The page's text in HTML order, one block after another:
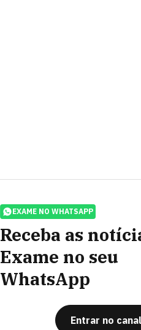
EXAME NO WHATSAPP
Receba as
Exame no seu
WhatsApp
Entrar no